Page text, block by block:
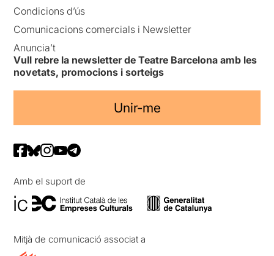
Condicions d’ús
Comunicacions comercials i Newsletter
Anuncia’t
Vull rebre la newsletter de Teatre Barcelona amb les
novetats, promocions i sorteigs
Unir-me
Amb el suport de
Mitjà de comunicació associat a